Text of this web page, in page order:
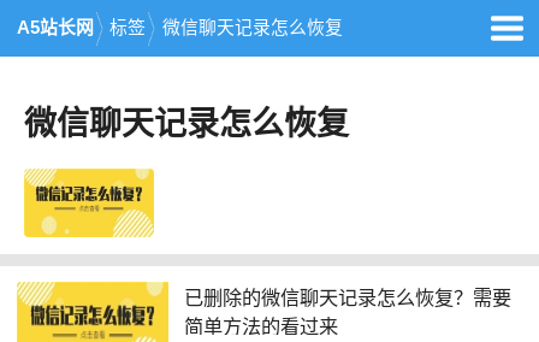
A5站长网 标签 微信聊天记录怎么恢复
微信聊天记录怎么恢复
已删除的微信聊天记录怎么恢复？需要
简单方法的看过来